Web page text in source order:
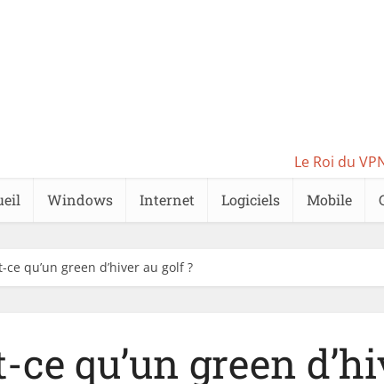
Le Roi du
Windows Internet Logiciels Mobile
ce qu’un green d’hiver au golf ?
ce qu’un green